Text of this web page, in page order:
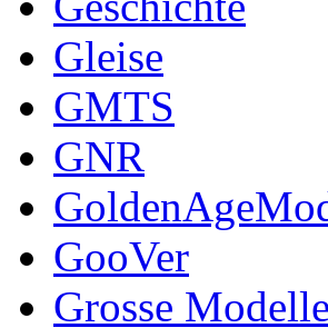
Gleise
GMTS
GNR
GooVer
Grosse Modelle